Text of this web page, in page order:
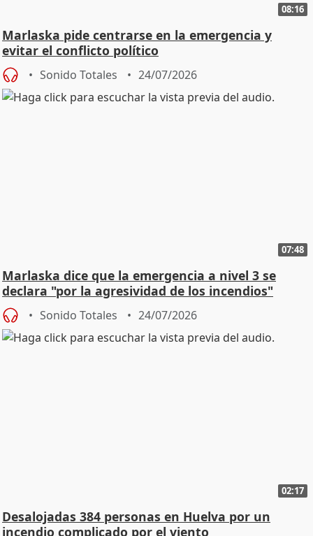
08:16
Marlaska pide centrarse en la emergencia y
evitar el conflicto político
Sonido Totales 24/07/2026
07:48
Marlaska dice que la emergencia a nivel 3 se
declara "por la agresividad de los incendios"
Sonido Totales 24/07/2026
02:17
Desalojadas 384 personas en Huelva por un
incendio complicado por el viento